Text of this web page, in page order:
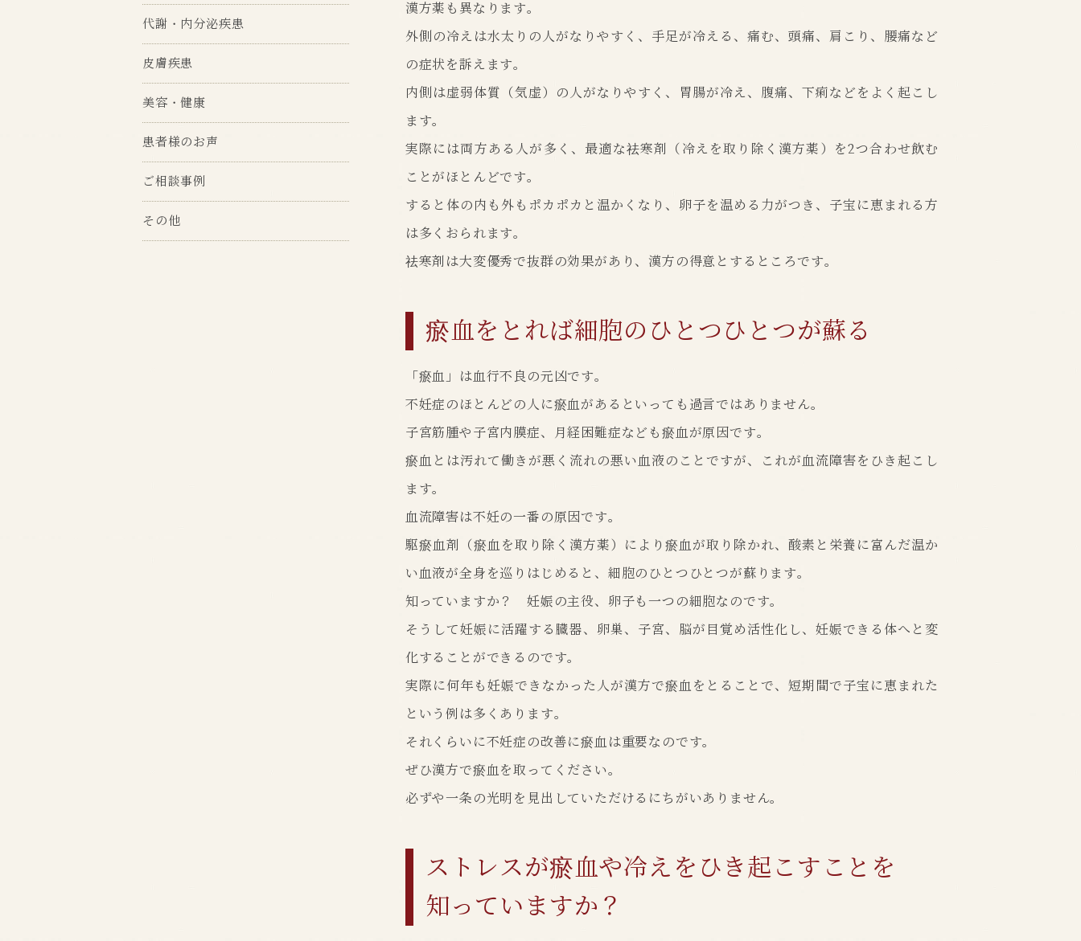
漢方薬も異なります。
外側の冷えは水太りの人がなりやすく、手足が冷える、痛む、頭痛、肩こり、腰痛など
の症状を訴えます。
内側は虚弱体質（気虚）の人がなりやすく、胃腸が冷え、腹痛、下痢などをよく起こし
ます。
実際には両方ある人が多く、最適な祛寒剤（冷えを取り除く漢方薬）を2つ合わせ飲む
ことがほとんどです。
すると体の内も外もポカポカと温かくなり、卵子を温める力がつき、子宝に恵まれる方
は多くおられます。
祛寒剤は大変優秀で抜群の効果があり、漢方の得意とするところです。
瘀血をとれば細胞のひとつひとつが蘇る
「瘀血」は血行不良の元凶です。
不妊症のほとんどの人に瘀血があるといっても過言ではありません。
子宮筋腫や子宮内膜症、月経困難症なども瘀血が原因です。
瘀血とは汚れて働きが悪く流れの悪い血液のことですが、これが血流障害をひき起こし
ます。
血流障害は不妊の一番の原因です。
駆瘀血剤（瘀血を取り除く漢方薬）により瘀血が取り除かれ、酸素と栄養に富んだ温か
い血液が全身を巡りはじめると、細胞のひとつひとつが蘇ります。
知っていますか？ 妊娠の主役、卵子も一つの細胞なのです。
そうして妊娠に活躍する臓器、卵巣、子宮、脳が目覚め活性化し、妊娠できる体へと変
化することができるのです。
実際に何年も妊娠できなかった人が漢方で瘀血をとることで、短期間で子宝に恵まれた
という例は多くあります。
それくらいに不妊症の改善に瘀血は重要なのです。
ぜひ漢方で瘀血を取ってください。
必ずや一条の光明を見出していただけるにちがいありません。
ストレスが瘀血や冷えをひき起こすことを
知っていますか？
代謝・内分泌疾患
皮膚疾患
美容・健康
患者様のお声
ご相談事例
その他